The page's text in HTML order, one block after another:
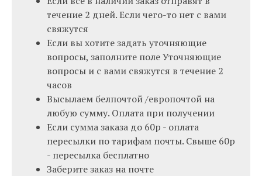
течение 2 дней. Если чего-то нет с вами
свяжутся
Если вы хотите задать уточняющие
вопросы, заполните поле Уточняющие
вопросы и с вами свяжутся в течение 2
часов
Высылаем белпочтой /европочтой на
любую сумму. Оплата при получении
Если сумма заказа до 60р - оплата
пересылки по тарифам почты. Свыше 60р
- пересылка бесплатно
Заберите заказ на почте